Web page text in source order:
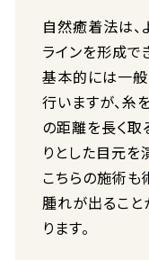
自然癒着法は、
ラインを形成で
基本的には一
行いますが、糸
の距離を長く取
りとした目元を
こちらの施術
腫れが出ること
ります。